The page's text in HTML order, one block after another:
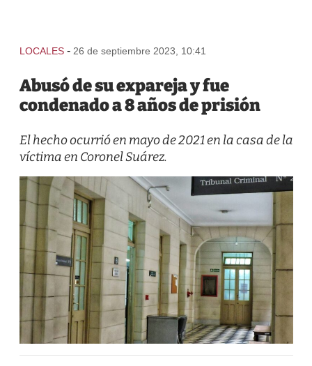
LOCALES - 26 de septiembre 2023, 10:41
Abusó de su expareja y fue
condenado a 8 años de prisión
El hecho ocurrió en mayo de 2021 en la casa de la
víctima en Coronel Suárez.